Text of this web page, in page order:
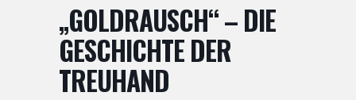
„GOLDRAUSCH“ – DIE
GESCHICHTE DER
TREUHAND